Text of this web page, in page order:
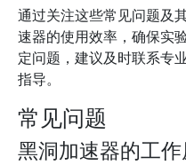
通过关注这些常见问题及
速器的使用效率，确保实
定问题，建议及时联系专
指导。
常见问题
黑洞加速器的工